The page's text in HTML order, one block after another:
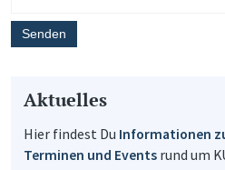
Aktuelles
Hier findest Du Informationen
Terminen und Eventsrund um